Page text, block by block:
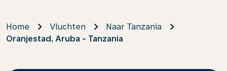
Home Vluchten
Naar Tanzania
Oranjestad, Aruba - Tanzania